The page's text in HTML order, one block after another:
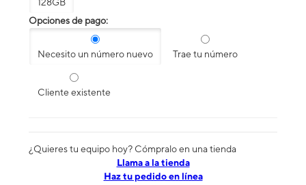
128GB
Opciones de pago:
Necesito un número nuevo Trae tu número
Cliente existente
¿Quieres tu equipo hoy? Cómpralo en una tienda
​​​​​​​Llama a la tienda
Haz tu pedido en línea